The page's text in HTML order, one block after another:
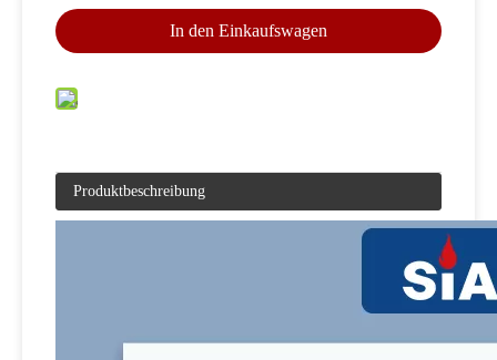
In den Einkaufswagen
Produktbeschreibung